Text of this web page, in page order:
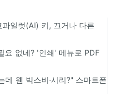
일럿(AI) 키, 끄거나 다른
요 없네? '인쇄' 메뉴로 PDF
웬 빅스비·시리?" 스마트폰